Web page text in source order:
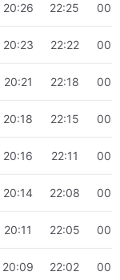
20:26 22:25
20:23 22:22
20:21 22:18
20:18 22:15
20:16 22:11
20:14 22:08
20:11 22:05
20:09 22:02